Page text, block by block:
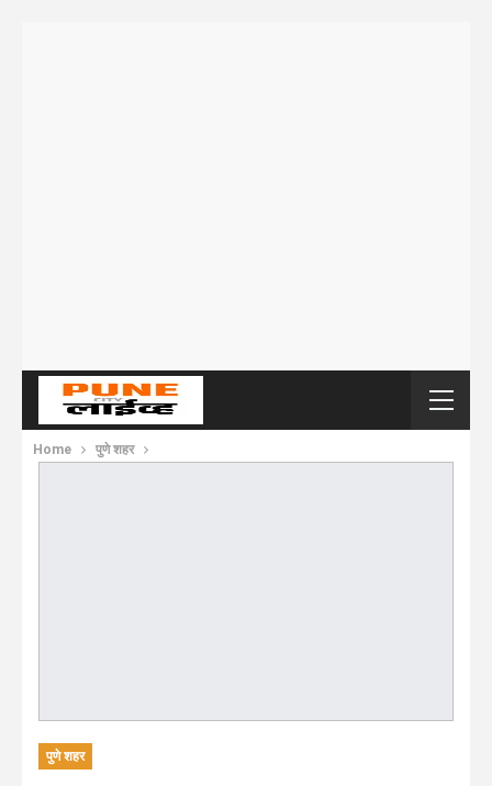
Home पुणे शहर
पुणे शहर